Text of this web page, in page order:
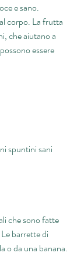
e sano.
corpo. La frutta
che aiutano a
essere
spuntini sani
che sono fatte
barrette di
o da una banana.